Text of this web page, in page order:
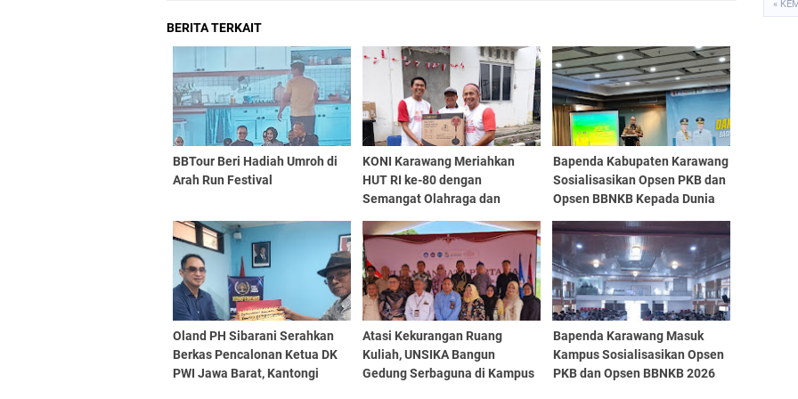
BERITA TERKAIT
BBTour Beri Hadiah Umroh di
Arah Run Festival
KONI Karawang Meriahkan
HUT RI ke-80 dengan
Semangat Olahraga dan
Bapenda Kabupaten Karawang
Sosialisasikan Opsen PKB dan
Opsen BBNKB Kepada Dunia
Oland PH Sibarani Serahkan
Berkas Pencalonan Ketua DK
PWI Jawa Barat, Kantongi
Atasi Kekurangan Ruang
Kuliah, UNSIKA Bangun
Gedung Serbaguna di Kampus
Bapenda Karawang Masuk
Kampus Sosialisasikan Opsen
PKB dan Opsen BBNKB 2026
«